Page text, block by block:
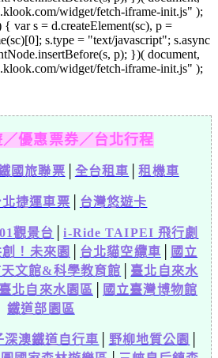
widget/fetch-iframe-init.js" );
var s = d.createElement(sc), p =
s.type = "text/javascript"; s.async
p); })( document,
widget/fetch-iframe-init.js" );
優惠票券／台北行程
國旅聯票 全台租車 │租機車
北捷運車票 台灣悠遊卡
觀景台 │i-Ride TAIPEI 飛行劇
！未來園 台北貓空纜車
國立
文館&科學教育館
臺北自來水
臺北自來水園區
國立臺灣博物館
鐵道部園區
深澳鐵道自行車 野柳地質公園